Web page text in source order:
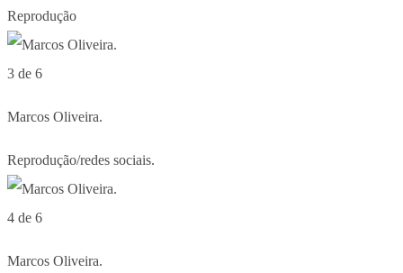
Reprodução
3 de 6
Marcos Oliveira.
Reprodução/redes sociais.
4 de 6
Marcos Oliveira.